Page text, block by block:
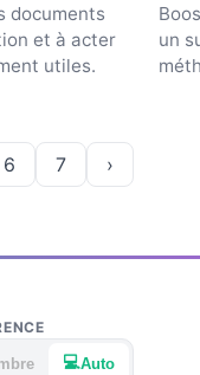
documents
et à acter
utiles.
un
6 7 ›
💻Auto